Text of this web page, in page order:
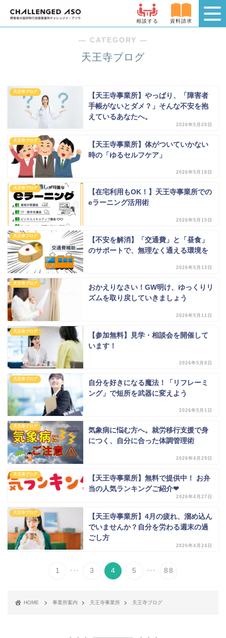
相談する 資料請求
― CATEGORY ―
天王寺ブログ
天王寺ブログ
【天王寺事業所】やっぱり、「障害者
手帳がないとダメ？」そんな不安を抱
えているあなたへ。
2026年5月20日
天王寺ブログ
【天王寺事業所】体がついていかない
時の「ゆるセルフケア」
2026年5月18日
天王寺ブログ
【在宅利用もOK！】天王寺事業所での
eラーニング活用術
2026年5月15日
天王寺ブログ
【不安を解消】「交通費」と「昼食」
のサポートで、無理なく通える環境を
2026年5月13日
天王寺ブログ
おかえりなさい！GW明け、ゆっくりリ
ズムを取り戻していきましょう
2026年5月11日
天王寺ブログ
【参加無料】見学・相談会を開催して
います！
2026年5月8日
天王寺ブログ
自分を好きになる魔法！「リフレーミ
ング」で短所を武器に変えよう
2026年5月1日
天王寺ブログ
気象病に悩む方へ。就労移行支援で身
につく、自分に合った体調管理術
2026年4月29日
天王寺ブログ
【天王寺事業所】無料で提供中！ お弁
当の人気ランキングご紹介❤
2026年4月27日
天王寺ブログ
【天王寺事業所】4月の疲れ、溜め込ん
でいませんか？自分を労わる週末の過
ごし方
2026年4月24日
1 ... 3 4 5 ... 88
HOME 事業所案内 天王寺事業所 天王寺ブログ